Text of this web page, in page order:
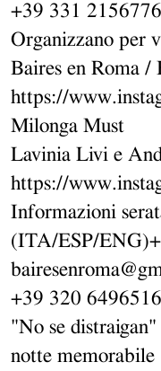
+39 331
Organizzano per
Baires en Roma /
https://
Milonga Must
Lavinia Livi e
https://
Informazioni
(ITA/ESP/
+39 320
"No se
notte memorabile